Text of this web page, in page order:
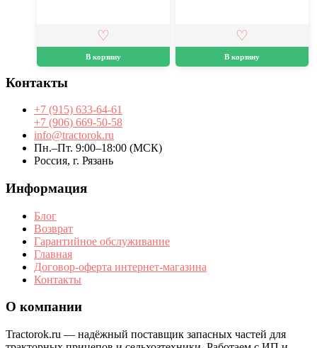
В корзину В корзину
Контакты
+7 (915) 633-64-61
+7 (906) 669-50-58
info@tractorok.ru
Пн.–Пт. 9:00–18:00 (МСК)
Россия, г. Рязань
Информация
Блог
Возврат
Гарантийное обслуживание
Главная
Договор-оферта интернет-магазина
Контакты
О компании
Tractorok.ru — надёжный поставщик запасных частей для